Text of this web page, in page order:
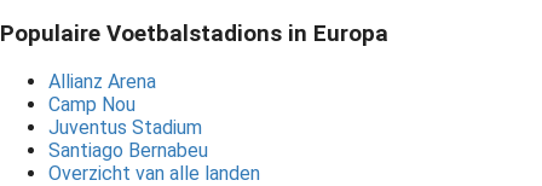
Populaire Voetbalstadions in Europa
Allianz Arena
Camp Nou
Juventus Stadium
Santiago Bernabeu
Overzicht van alle landen